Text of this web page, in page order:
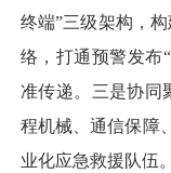
终端”三级架构，
络，打通预警发布
准传递。三是协同
程机械、通信保障
业化应急救援队伍